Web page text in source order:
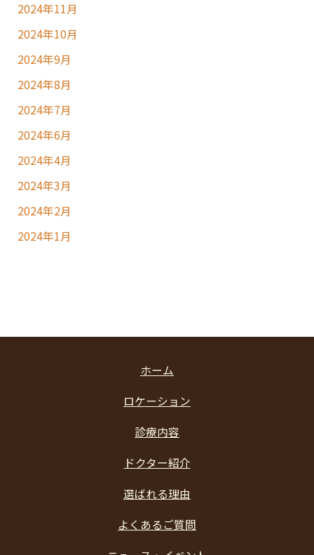
2024年11月
2024年10月
2024年9月
2024年8月
2024年7月
2024年6月
2024年4月
2024年3月
2024年2月
2024年1月
ホーム
ロケーション
診療内容
ドクター紹介
選ばれる理由
よくあるご質問